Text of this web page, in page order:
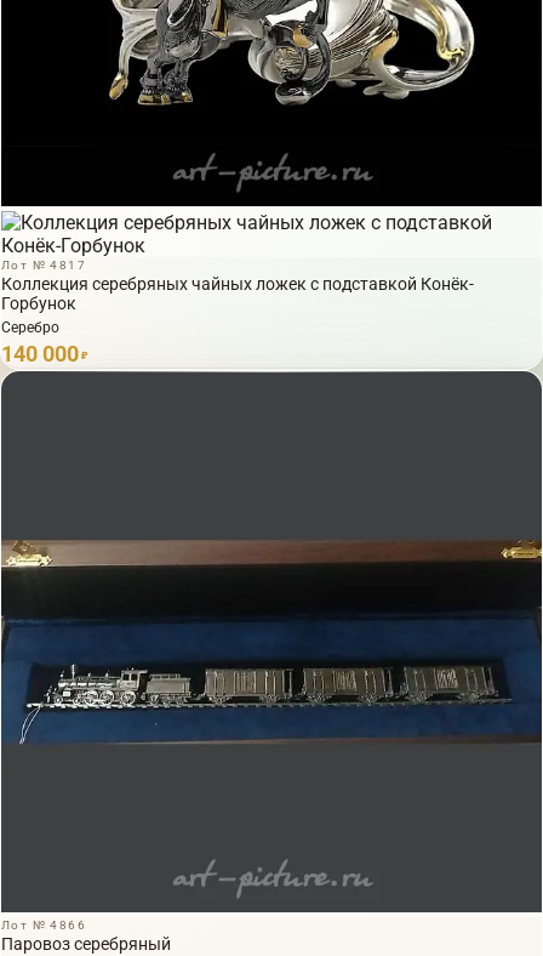
Лот № 4817
Коллекция серебряных чайных ложек с подставкой Конёк-
Горбунок
Серебро
140 000 ₽
Лот № 4866
Паровоз серебряный